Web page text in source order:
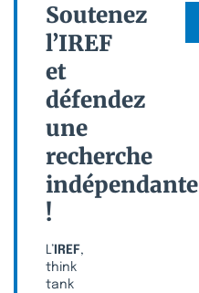
Soutenez
l’IREF
et
défendez
une
recherche
indépendante
!
L’ IREF,
think
tank